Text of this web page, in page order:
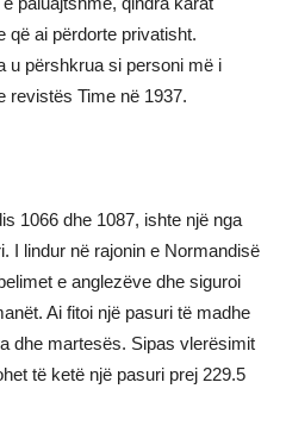
që ai përdorte privatisht.
u përshkrua si personi më i
revistës Time në 1937.
1066 dhe 1087, ishte një nga
I lindur në rajonin e Normandisë
e anglezëve dhe siguroi
Ai fitoi një pasuri të madhe
dhe martesës. Sipas vlerësimit
të ketë një pasuri prej 229.5